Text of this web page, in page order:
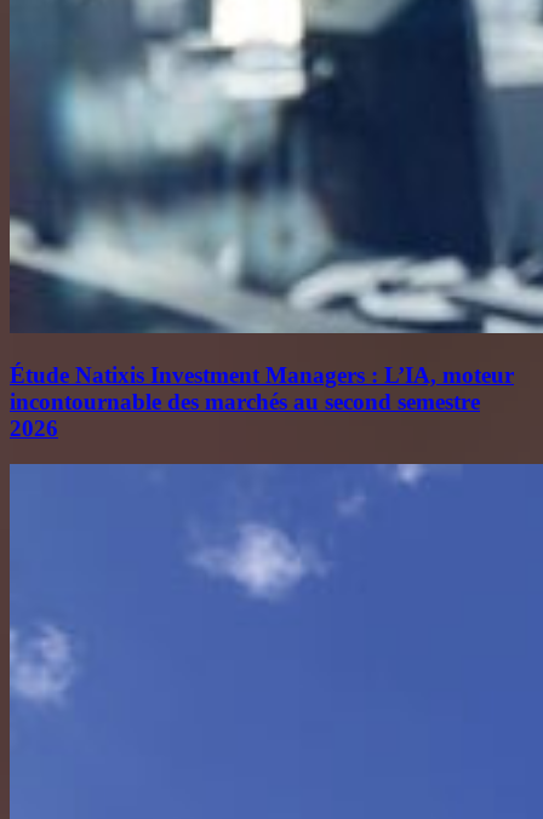
Étude Natixis Investment Managers : L’IA, moteur
incontournable des marchés au second semestre
2026